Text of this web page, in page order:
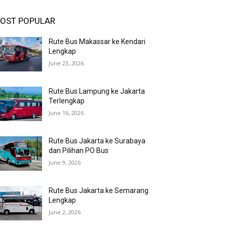
POPULAR
Rute Bus Makassar ke Kendari
Lengkap
June 23, 2026
Rute Bus Lampung ke Jakarta
Terlengkap
June 16, 2026
Rute Bus Jakarta ke Surabaya
dan Pilihan PO Bus
June 9, 2026
Rute Bus Jakarta ke Semarang
Lengkap
June 2, 2026